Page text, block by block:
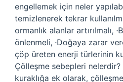
engellemek için neler
temizlenerek tekrar
ormanlık alanlar artırılmalı,
önlenmeli, ·Doğaya zarar
çöp üreten enerji türlerinin
Çölleşme sebepleri nelerdir?
kuraklığa ek olarak,